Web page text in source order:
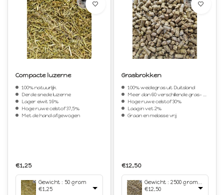
Compacte luzerne
100% natuurlijk
Derde snede luzerne
Lager eiwit 16%
Hoge ruwe celstof 37,5%
Met de hand afgewogen
€1,25
Gewicht : 50 gram
€1,25
Grasbrokken
100% weidegras uit Duitsland
Meer dan 60 verschillende gras- en kruidensoorten
Hoge ruwe celstof 30%
Laag in vet 2%
Graan en melasse vrij
€12,50
Gewicht : 2500 gram (2.5 kilo)
€12,50